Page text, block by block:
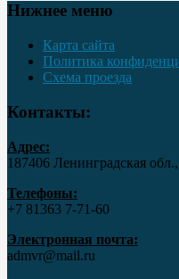
Нижнее меню
Карта сайта
Политика
Схема проезда
Контакты:
Адрес:
187406 Ленинградская
Телефоны:
+7 81363 7‑71-60
Электронная почта:
admvr@mail.ru